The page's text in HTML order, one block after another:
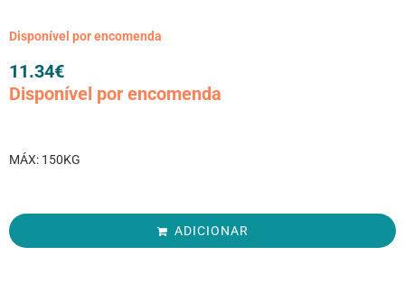
Disponível por encomenda
11.34€
Disponível por encomenda
MÁX: 150KG
ADICIONAR